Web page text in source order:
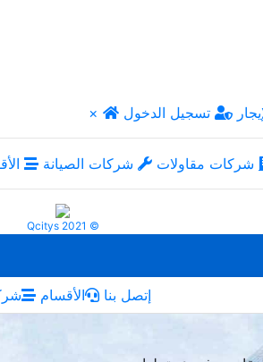
× تسجيل الدخول
شركات مقاولات شركات الصيانة
Qcitys 2021 ©
الأقسام إتصل بنا